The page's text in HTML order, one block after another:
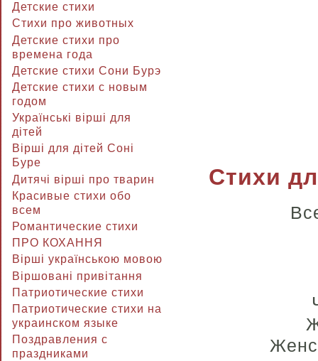
Детские стихи
Стихи про животных
Детские стихи про
времена года
Детские стихи Сони Бурэ
Детские стихи с новым
годом
Українські вірші для
дітей
Вірші для дітей Соні
Буре
Дитячі вірші про тварин
Красивые стихи обо
всем
Романтические стихи
ПРО КОХАННЯ
Вірші українською мовою
Віршовані привітання
Патриотические стихи
Патриотические стихи на
украинском языке
Поздравления с
праздниками
Стихи